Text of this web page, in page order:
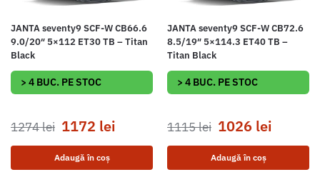
JANTA seventy9 SCF-W CB66.6
9.0/20″ 5×112 ET30 TB – Titan
Black
> 4 BUC. PE STOC
1274lei 1172 lei
Adaugă în coș
JANTA seventy9 SCF-W CB72.6
8.5/19″ 5×114.3 ET40 TB –
Titan Black
> 4 BUC. PE STOC
1115lei 1026 lei
Adaugă în coș